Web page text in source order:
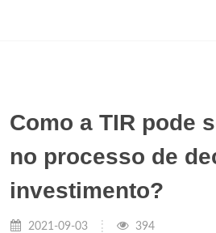
Como a TIR pode
no processo de
investimento?
2021-09-03 394